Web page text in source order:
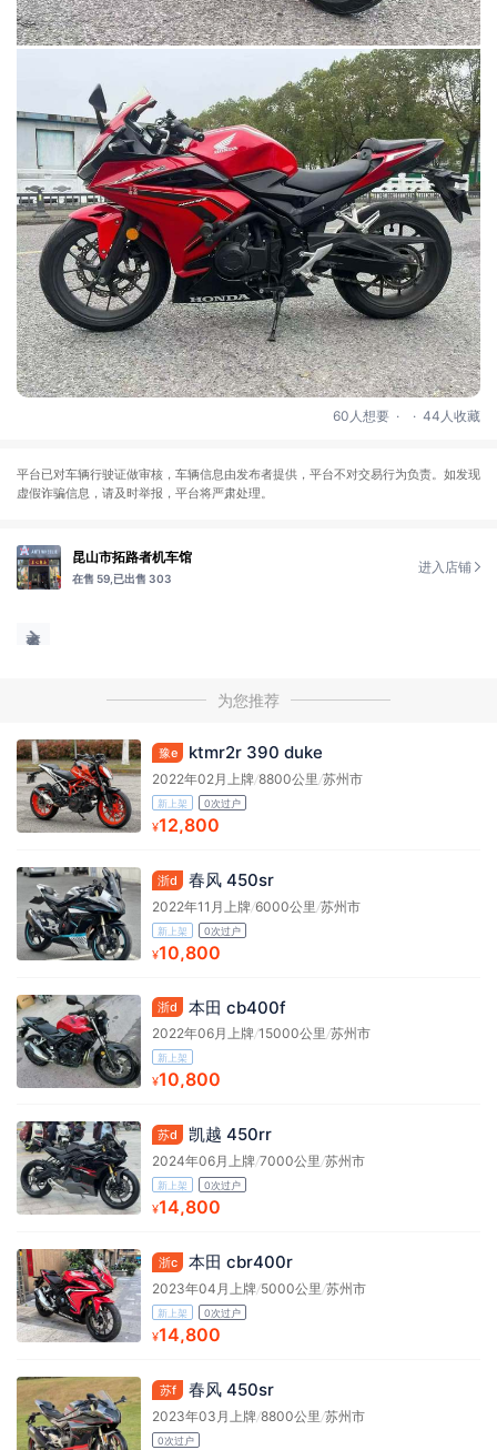
60人想要 . . 44人收藏
平台已对车辆行驶证做审核，车辆信息由发布者提供，平台不对交易行为负责。如发现
虚假诈骗信息，请及时举报，平台将严肃处理。
昆山市拓路者机车馆
在售 59, 已出售 303
进入店铺
为您推荐
豫e ktmr2r 390 duke
2022年02月上牌/8800公里 /苏州市
新上架 0次过户
¥12,800
浙d 春风 450sr
2022年11月上牌/6000公里 /苏州市
新上架 0次过户
¥10,800
浙d 本田 cb400f
2022年06月上牌/15000公里/苏州市
新上架
¥10,800
苏d 凯越 450rr
2024年06月上牌/7000公里/苏州市
新上架 0次过户
¥14,800
浙c 本田 cbr400r
2023年04月上牌/5000公里/苏州市
新上架 0次过户
¥14,800
苏f 春风 450sr
2023年03月上牌/8800公里/苏州市
0次过户